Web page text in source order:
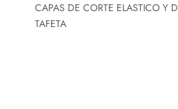
CAPAS DE CORTE ELASTICO Y
TAFETA